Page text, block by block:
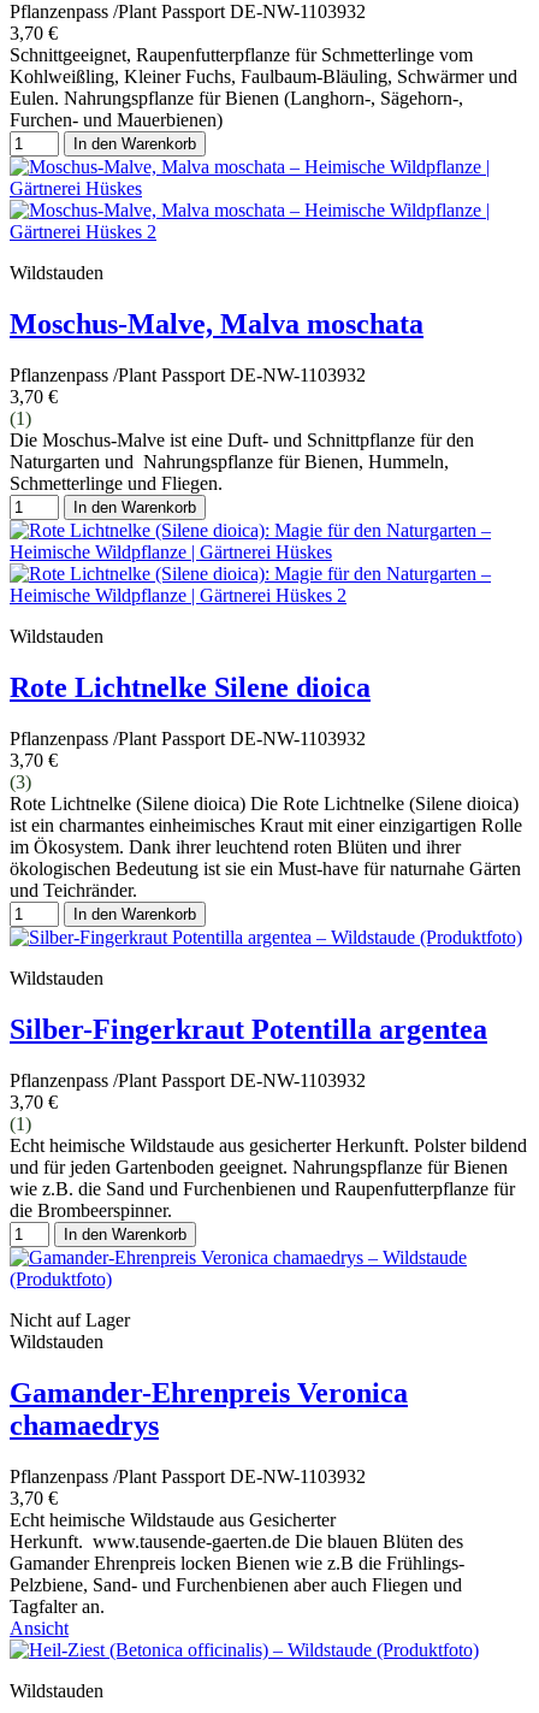
Pflanzenpass /Plant Passport DE-NW-1103932
3,70 €
Schnittgeeignet, Raupenfutterpflanze für Schmetterlinge vom
Kohlweißling, Kleiner Fuchs, Faulbaum-Bläuling, Schwärmer und
Eulen. Nahrungspflanze für Bienen (Langhorn-, Sägehorn-,
Furchen- und Mauerbienen)
In den Warenkorb
Wildstauden
Moschus-Malve, Malva moschata
Pflanzenpass /Plant Passport DE-NW-1103932
3,70 €
(1)
Die Moschus-Malve ist eine Duft- und Schnittpflanze für den
Naturgarten und Nahrungspflanze für Bienen, Hummeln,
Schmetterlinge und Fliegen.
In den Warenkorb
Wildstauden
Rote Lichtnelke Silene dioica
Pflanzenpass /Plant Passport DE-NW-1103932
3,70 €
(3)
Rote Lichtnelke (Silene dioica) Die Rote Lichtnelke (Silene dioica)
ist ein charmantes einheimisches Kraut mit einer einzigartigen Rolle
im Ökosystem. Dank ihrer leuchtend roten Blüten und ihrer
ökologischen Bedeutung ist sie ein Must-have für naturnahe Gärten
und Teichränder.
In den Warenkorb
Wildstauden
Silber-Fingerkraut Potentilla argentea
Pflanzenpass /Plant Passport DE-NW-1103932
3,70 €
(1)
Echt heimische Wildstaude aus gesicherter Herkunft. Polster bildend
und für jeden Gartenboden geeignet. Nahrungspflanze für Bienen
wie z.B. die Sand und Furchenbienen und Raupenfutterpflanze für
die Brombeerspinner.
In den Warenkorb
Nicht auf Lager
Wildstauden
Gamander-Ehrenpreis Veronica
chamaedrys
Pflanzenpass /Plant Passport DE-NW-1103932
3,70 €
Echt heimische Wildstaude aus Gesicherter
Herkunft. www.tausende-gaerten.de Die blauen Blüten des
Gamander Ehrenpreis locken Bienen wie z.B die Frühlings-
Pelzbiene, Sand- und Furchenbienen aber auch Fliegen und
Tagfalter an.
Ansicht
Wildstauden